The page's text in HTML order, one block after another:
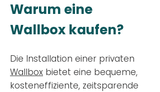
Warum eine
Wallbox kaufen?
Die Installation einer privaten
Wallbox bietet eine bequeme,
kosteneffiziente, zeitsparende